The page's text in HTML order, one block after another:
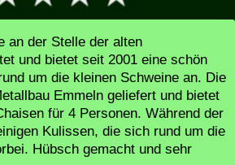
an der Stelle der alten
und bietet seit 2001 eine schön
um die kleinen Schweine an. Die
Emmeln geliefert und bietet
für 4 Personen. Während der
Kulissen, die sich rund um die
Hübsch gemacht und sehr